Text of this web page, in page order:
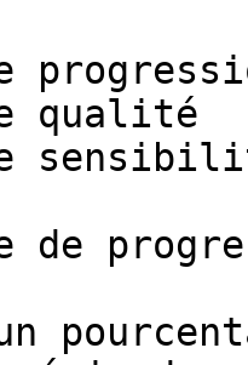
qualité
de